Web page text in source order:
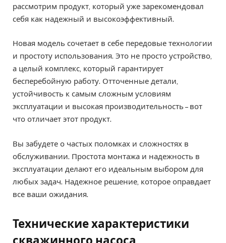
рассмотрим продукт, который уже зарекомендовал
себя как надежный и высокоэффективный.
Новая модель сочетает в себе передовые технологии
и простоту использования. Это не просто устройство,
а целый комплекс, который гарантирует
бесперебойную работу. Отточенные детали,
устойчивость к самым сложным условиям
эксплуатации и высокая производительность – вот
что отличает этот продукт.
Вы забудете о частых поломках и сложностях в
обслуживании. Простота монтажа и надежность в
эксплуатации делают его идеальным выбором для
любых задач. Надежное решение, которое оправдает
все ваши ожидания.
Технические характеристики